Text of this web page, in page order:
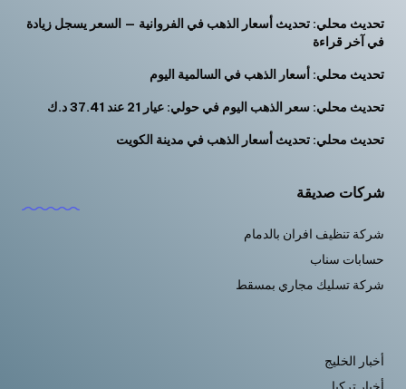
تحديث محلي: تحديث أسعار الذهب في الفروانية — السعر يسجل زيادة
في آخر قراءة
تحديث محلي: أسعار الذهب في السالمية اليوم
تحديث محلي: سعر الذهب اليوم في حولي: عيار 21 عند 37.41 د.ك
تحديث محلي: تحديث أسعار الذهب في مدينة الكويت
شركات صديقة
شركة تنظيف افران بالدمام
حسابات سناب
شركة تسليك مجاري بمسقط
أخبار الخليج